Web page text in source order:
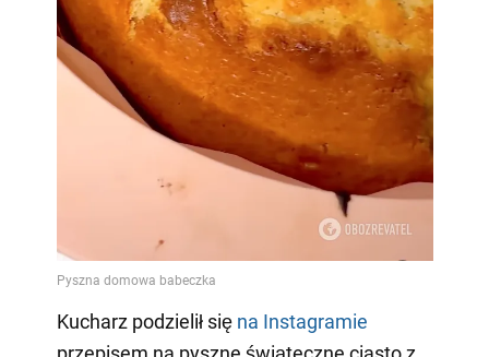
Kucharz podzielił się na Instagramie